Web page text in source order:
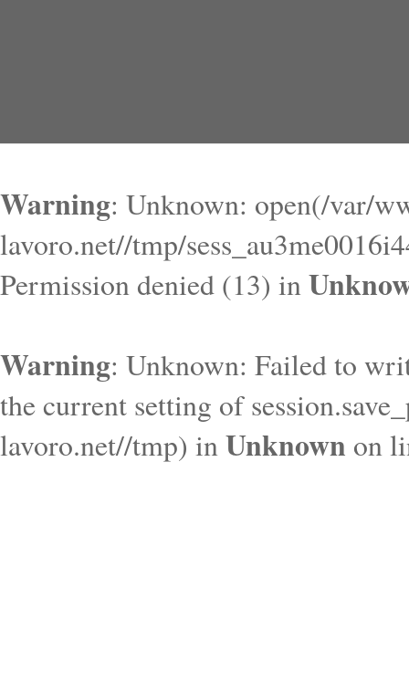
Warning: Unknown: open(/var/
lavoro.net//tmp/
Permission denied (13) in
Warning: Unknown: Failed to
the current setting of
lavoro.net//tmp) inUnknown on